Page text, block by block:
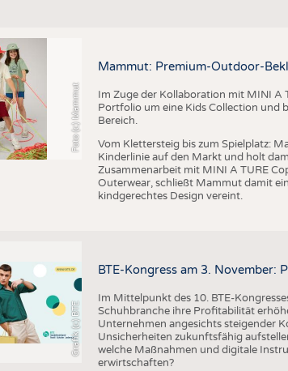
DTV AUSSCHREIBUNGSDIENST
TERMINE
BRANCHENTERMINE
Foto (c) Mammut
Mammut: Premium-Outdoor-
Im Zuge der Kollaboration mit MINI A
Portfolio um eine Kids Collection und
Bereich.
Vom Klettersteig bis zum Spielplatz:
Kinderlinie auf den Markt und holt
Zusammenarbeit mit MINI A TURE
Outerwear, schließt Mammut damit
kindgerechtes Design vereint.
Grafik (c) BTE
BTE-Kongress am 3. November:
Im Mittelpunkt des 10. BTE-
Schuhbranche ihre Profitabilität
Unternehmen angesichts steigender
Unsicherheiten zukunftsfähig
welche Maßnahmen und digitale
erwirtschaften?